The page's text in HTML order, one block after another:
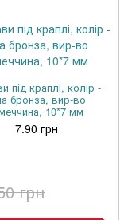
під краплі, колір -
бронза, вир-во
10*7 мм
7.90 грн
грн